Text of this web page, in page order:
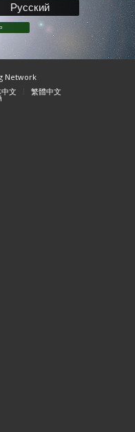
Pусский
Network
文 繁體中文